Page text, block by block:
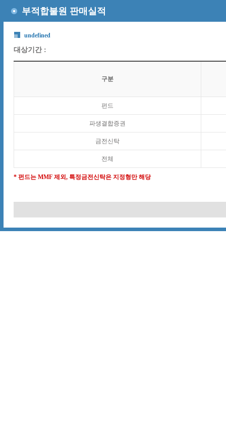
부적합불원 판매실적
undefined
대상기간 :
구분
펀드
파생결합증권
금전신탁
전체
* 펀드는 MMF 제외, 특정금전신탁은 지정형만 해당